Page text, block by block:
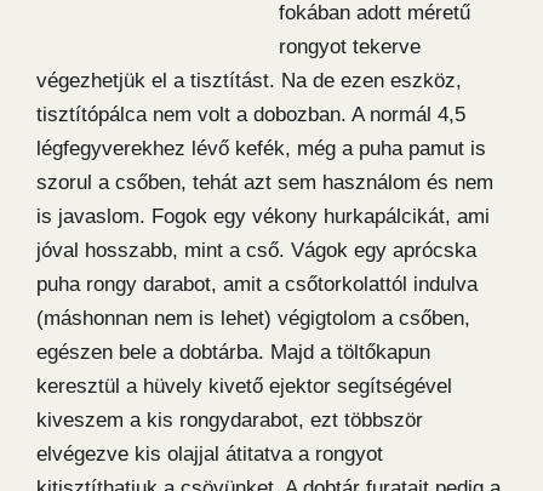
fokában adott méretű
rongyot tekerve
végezhetjük el a tisztítást. Na de ezen eszköz,
tisztítópálca nem volt a dobozban. A normál 4,5
légfegyverekhez lévő kefék, még a puha pamut is
szorul a csőben, tehát azt sem használom és nem
is javaslom. Fogok egy vékony hurkapálcikát, ami
jóval hosszabb, mint a cső. Vágok egy aprócska
puha rongy darabot, amit a csőtorkolattól indulva
(máshonnan nem is lehet) végigtolom a csőben,
egészen bele a dobtárba. Majd a töltőkapun
keresztül a hüvely kivető ejektor segítségével
kiveszem a kis rongydarabot, ezt többször
elvégezve kis olajjal átitatva a rongyot